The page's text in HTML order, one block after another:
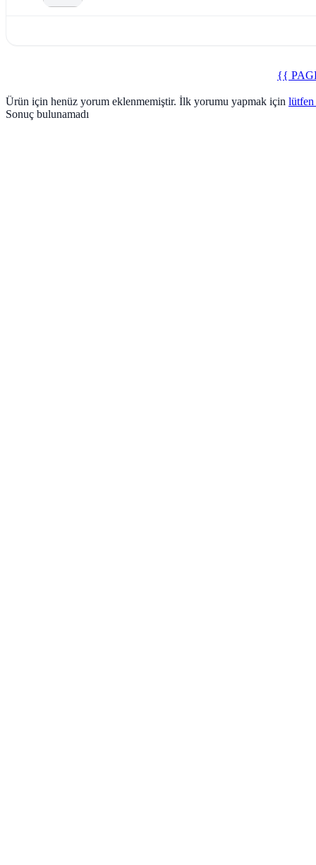
{{
Ürün için henüz yorum eklenmemiştir. İlk yorumu yapmak için lütfen
Sonuç bulunamadı